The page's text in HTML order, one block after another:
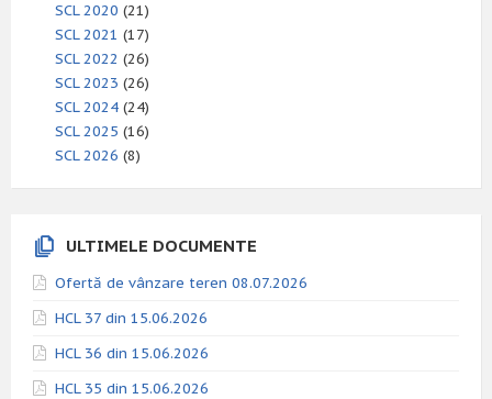
SCL 2020 (21)
SCL 2021 (17)
SCL 2022 (26)
SCL 2023 (26)
SCL 2024 (24)
SCL 2025 (16)
SCL 2026 (8)
ULTIMELE DOCUMENTE
Ofertă de vânzare teren 08.07.2026
HCL 37 din 15.06.2026
HCL 36 din 15.06.2026
HCL 35 din 15.06.2026